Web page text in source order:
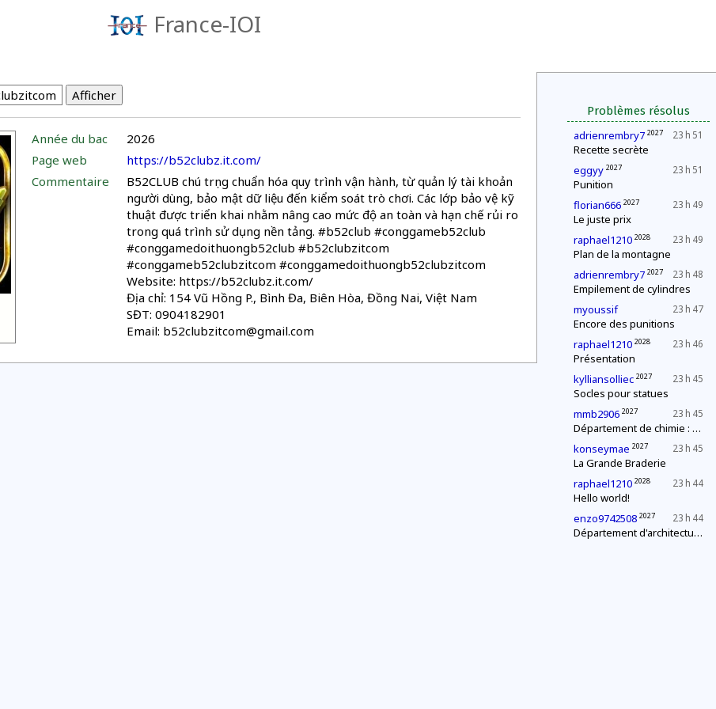
France-IOI
Problèmes résolus
23 h 51
adrienrembry7 2027
Recette secrète
23 h 51
eggyy 2027
Punition
23 h 49
florian666 2027
Le juste prix
23 h 49
raphael1210 2028
Plan de la montagne
23 h 48
adrienrembry7 2027
Empilement de cylindres
23 h 47
myoussif
Encore des punitions
23 h 46
raphael1210 2028
Présentation
23 h 45
kylliansolliec 2027
Socles pour statues
23 h 45
mmb2906 2027
Département de chimie : mélange explosif
23 h 45
konseymae 2027
La Grande Braderie
23 h 44
raphael1210 2028
Hello world!
23 h 44
enzo9742508 2027
Département d'architecture : construction d'une pyramide
Année du bac
2026
Page web
https://b52clubz.it.com/
Commentaire
B52CLUB chú trọng chuẩn hóa quy trình vận hành, từ quản lý tài khoản
người dùng, bảo mật dữ liệu đến kiểm soát trò chơi. Các lớp bảo vệ kỹ
thuật được triển khai nhằm nâng cao mức độ an toàn và hạn chế rủi ro
trong quá trình sử dụng nền tảng. #b52club #conggameb52club
#conggamedoithuongb52club #b52clubzitcom
#conggameb52clubzitcom #conggamedoithuongb52clubzitcom
Website: https://b52clubz.it.com/
Địa chỉ: 154 Vũ Hồng P., Bình Đa, Biên Hòa, Đồng Nai, Việt Nam
SĐT: 0904182901
Email: b52clubzitcom@gmail.com